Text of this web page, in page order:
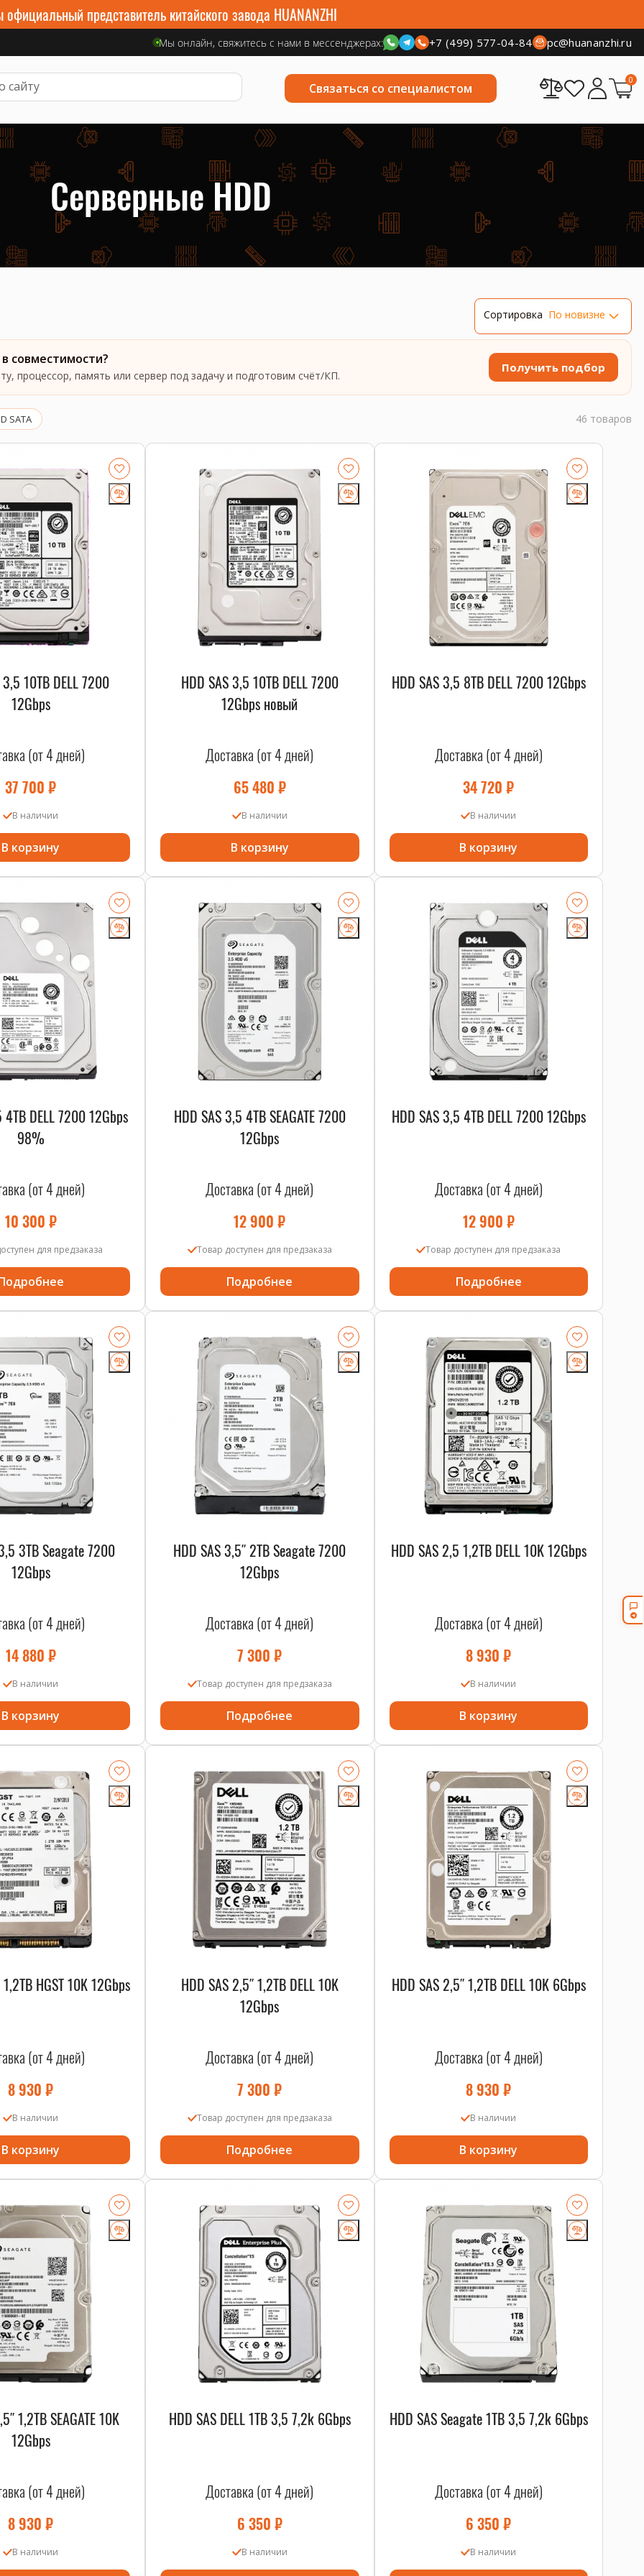
представитель китайского завода HUANANZHI
Мы онлайн, свяжитесь с нами в мессенджерах: +7 (499) 577-04-84 pc@huananzhi.ru
Связаться со специалистом
0
Серверные HDD
Сортировка По новизне
совместимости?
процессор, память или сервер под задачу и подготовим счёт/КП.
Получить подбор
SATA 46 товаров
3,5 10TB DELL 7200
12Gbps
(от 4 дней)
37 700₽
В наличии
В корзину
HDD SAS 3,5 10TB DELL 7200
12Gbps новый
Доставка (от 4 дней)
65 480 ₽
В наличии
В корзину
HDD SAS 3,5 8TB DELL 7200 12Gbps
Доставка (от 4 дней)
34 720₽
В наличии
В корзину
4TB DELL 7200 12Gbps
98%
(от 4 дней)
10 300 ₽
для предзаказа
HDD SAS 3,5 4TB SEAGATE 7200
12Gbps
Доставка (от 4 дней)
12 900₽
Товар доступен для предзаказа
Подробнее
HDD SAS 3,5 4TB DELL 7200 12Gbps
Доставка (от 4 дней)
12 900 ₽
Товар доступен для предзаказа
Подробнее
3TB Seagate 7200
12Gbps
(от 4 дней)
14 880 ₽
В наличии
В корзину
HDD SAS 3,5″ 2TB Seagate 7200
12Gbps
Доставка (от 4 дней)
7 300₽
Товар доступен для предзаказа
Подробнее
HDD SAS 2,5 1,2TB DELL 10K 12Gbps
Доставка (от 4 дней)
8 930₽
В наличии
В корзину
HGST 10K 12Gbps
(от 4 дней)
8 930₽
В наличии
В корзину
HDD SAS 2,5″ 1,2TB DELL 10K
12Gbps
Доставка (от 4 дней)
7 300₽
Товар доступен для предзаказа
Подробнее
HDD SAS 2,5″ 1,2TB DELL 10K 6Gbps
Доставка (от 4 дней)
8 930₽
В наличии
В корзину
1,2TB SEAGATE 10K
12Gbps
(от 4 дней)
8 930₽
В наличии
HDD SAS DELL 1TB 3,5 7,2k 6Gbps
Доставка (от 4 дней)
6 350 ₽
В наличии
HDD SAS Seagate 1TB 3,5 7,2k 6Gbps
Доставка (от 4 дней)
6 350₽
В наличии